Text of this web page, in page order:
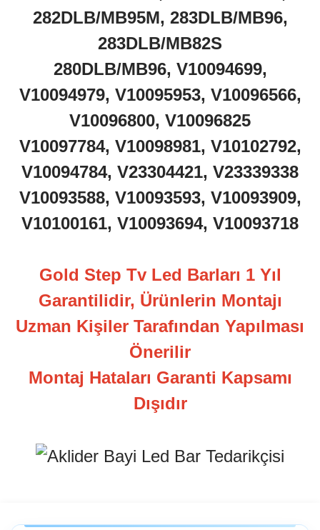
282DLB/MB95M, 283DLB/MB96,
283DLB/MB82S
280DLB/MB96, V10094699,
V10094979, V10095953, V10096566,
V10096800, V10096825
V10097784, V10098981, V10102792,
V10094784, V23304421, V23339338
V10093588, V10093593, V10093909,
V10100161, V10093694, V10093718
Gold Step Tv Led Barları 1 Yıl
Garantilidir, Ürünlerin Montajı
Uzman Kişiler Tarafından Yapılması
Önerilir
Montaj Hataları Garanti Kapsamı
Dışıdır